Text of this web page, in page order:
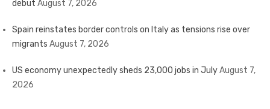
debut August 7, 2026
Spain reinstates border controls on Italy as tensions rise over
migrants August 7, 2026
US economy unexpectedly sheds 23,000 jobs in JulyAugust 7,
2026